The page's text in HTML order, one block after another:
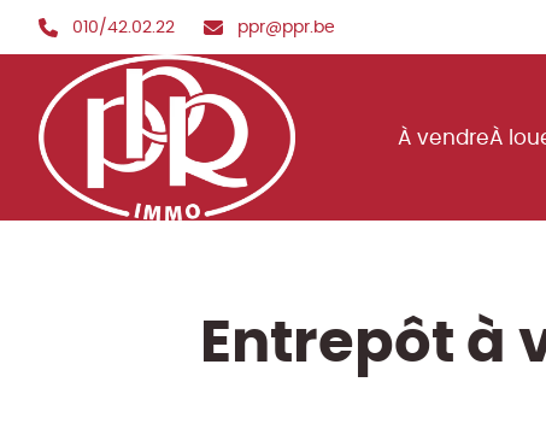
Aller au contenu principal
010/42.02.22 ppr@ppr.be
À vendreÀ
Entrepôt à